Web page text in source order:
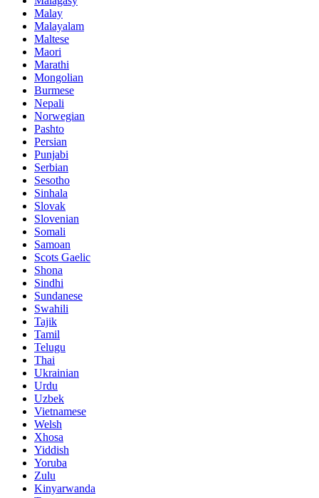
Malay
Malayalam
Maltese
Maori
Marathi
Mongolian
Burmese
Nepali
Norwegian
Pashto
Persian
Punjabi
Serbian
Sesotho
Sinhala
Slovak
Slovenian
Somali
Samoan
Scots Gaelic
Shona
Sindhi
Sundanese
Swahili
Tajik
Tamil
Telugu
Thai
Ukrainian
Urdu
Uzbek
Vietnamese
Welsh
Xhosa
Yiddish
Yoruba
Zulu
Kinyarwanda